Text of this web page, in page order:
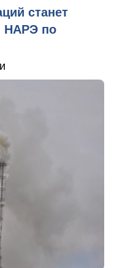
станет
НАРЭ по